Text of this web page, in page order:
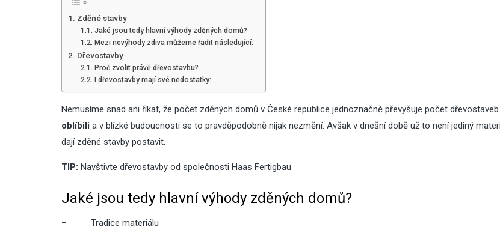
Zděné stavby
Jaké jsou tedy hlavní výhody zděných domů?
Mezi nevýhody zdiva můžeme řadit následující:
Dřevostavby
Proč zvolit právě dřevostavbu?
I dřevostavby mají své nedostatky:
Nemusíme snad ani říkat, že počet zděných domů v České republice jednoznačně převyšuje počet dřevostaveb.
oblíbili a v blízké budoucnosti se to pravděpodobně nijak nezmění. Avšak v dnešní době už to není jediný
dají zděné stavby postavit.
TIP: Navštivte dřevostavby od společnosti Haas Fertigbau
Jaké jsou tedy hlavní výhody zděných domů?
– Tradice materiálu